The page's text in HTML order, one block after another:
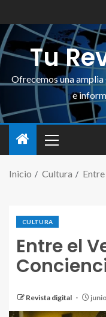
Tu
Ofrecemos una
e
Inicio Cultura
CULTURA
Entre el
Revista digital